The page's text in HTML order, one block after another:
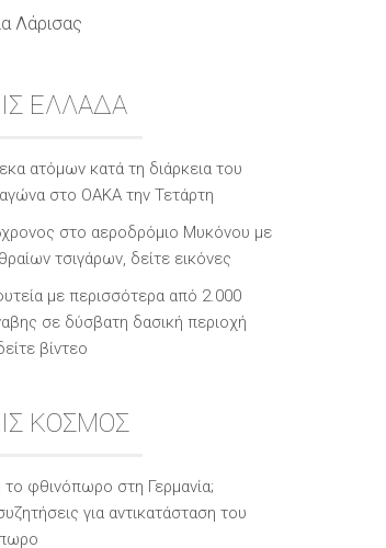
Λάρισας
ΕΛΛΑΔΑ
ατόμων κατά τη διάρκεια του
στο ΟΑΚΑ την Τετάρτη
στο αεροδρόμιο Μυκόνου με
τσιγάρων, δείτε εικόνες
με περισσότερα από 2.000
σε δύσβατη δασική περιοχή
βίντεο
ΚΟΣΜΟΣ
φθινόπωρο στη Γερμανία;
για αντικατάσταση του